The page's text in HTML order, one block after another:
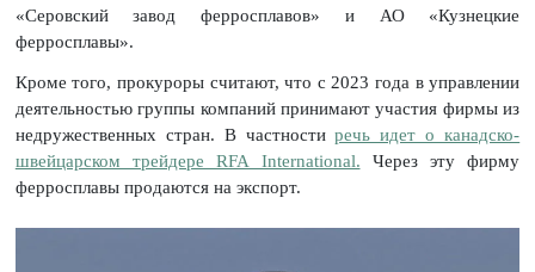
«Серовский завод ферросплавов» и АО «Кузнецкие
ферросплавы».
Кроме того, прокуроры считают, что с 2023 года в управлении
деятельностью группы компаний принимают участия фирмы из
недружественных стран. В частностиречь идет о канадско-
швейцарском трейдере RFA International. Через эту фирму
ферросплавы продаются на экспорт.